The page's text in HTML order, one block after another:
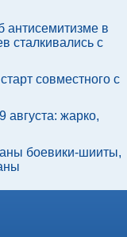
антисемитизме в
сталкивались с
совместного с
августа: жарко,
боевики-шииты,